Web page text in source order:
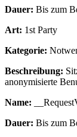
Dauer: Bis zum
Art: 1st Party
Kategorie:
Beschreibung:
anonymisierte
Name:
Dauer: Bis zum